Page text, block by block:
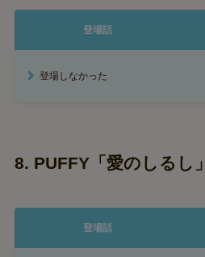
登場話
登場しなかった
8. PUFFY「愛のしるし」
登場話